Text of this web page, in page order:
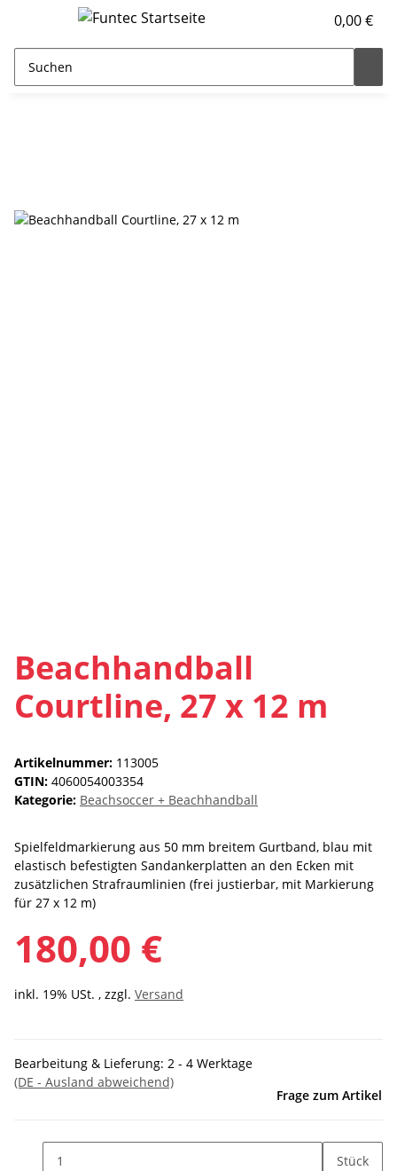
0,00 €
Beachhandball
Courtline, 27 x 12 m
Artikelnummer: 113005
GTIN: 4060054003354
Kategorie: Beachsoccer + Beachhandball
Spielfeldmarkierung aus 50 mm breitem Gurtband, blau mit
elastisch befestigten Sandankerplatten an den Ecken mit
zusätzlichen Strafraumlinien (frei justierbar, mit Markierung
für 27 x 12 m)
180,00 €
inkl. 19% USt. , zzgl. Versand
Bearbeitung & Lieferung: 2 - 4 Werktage
(DE - Ausland abweichend)
Frage zum Artikel
Stück